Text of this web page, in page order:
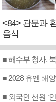
<84> 관문과
음식
■ 해수부 청사,
■ 2028 유엔 해
■ 외국인 선원 ‘